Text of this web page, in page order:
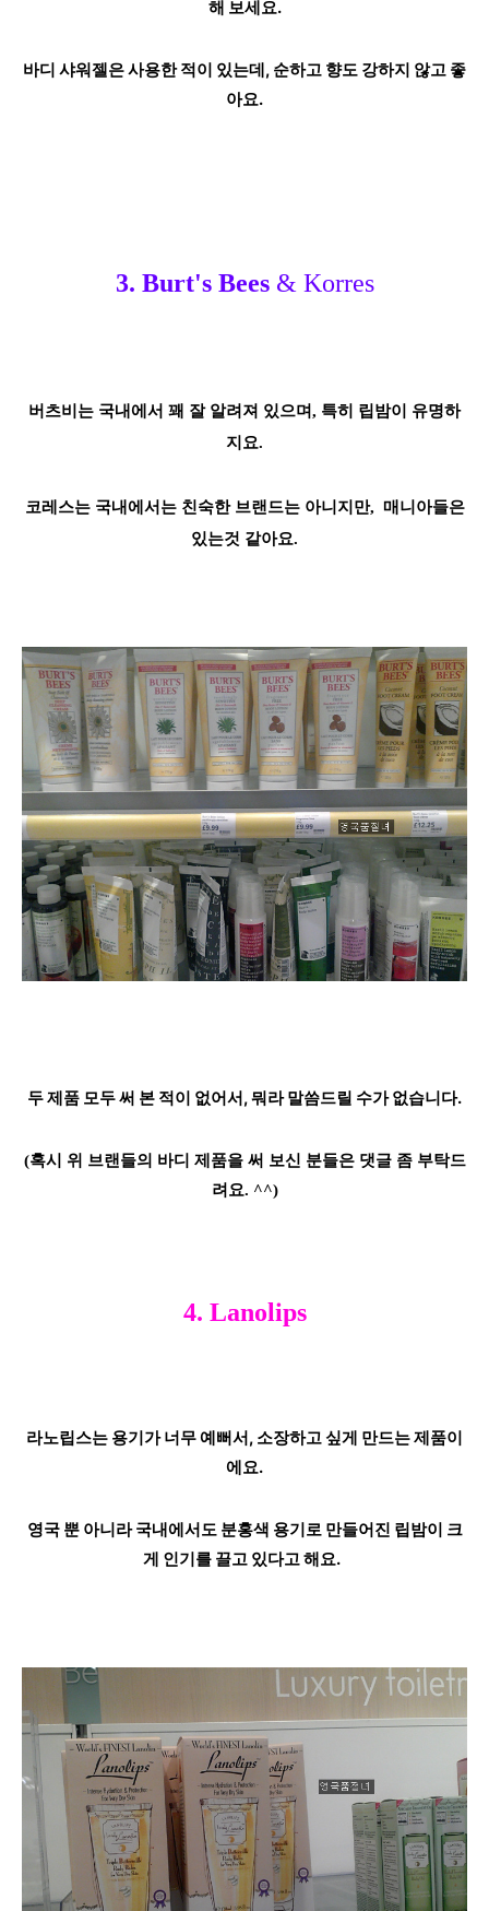
해 보세요.
바디 샤워젤은 사용한 적이 있는데, 순하고 향도 강하지 않고 좋
아요.
3. Burt's Bees& Korres
버츠비는 국내에서 꽤 잘 알려져 있으며, 특히 립밤이 유명하
지요.
코레스는 국내에서는 친숙한 브랜드는 아니지만, 매니아들은
있는것 같아요.
두 제품 모두 써 본 적이 없어서, 뭐라 말씀드릴 수가 없습니다.
(혹시 위 브랜들의 바디 제품을 써 보신 분들은 댓글 좀 부탁드
려요. ^^)
4. Lanolips
라노립스는 용기가 너무 예뻐서, 소장하고 싶게 만드는 제품이
에요.
영국 뿐 아니라 국내에서도 분홍색 용기로 만들어진 립밤이 크
게 인기를 끌고 있다고 해요.